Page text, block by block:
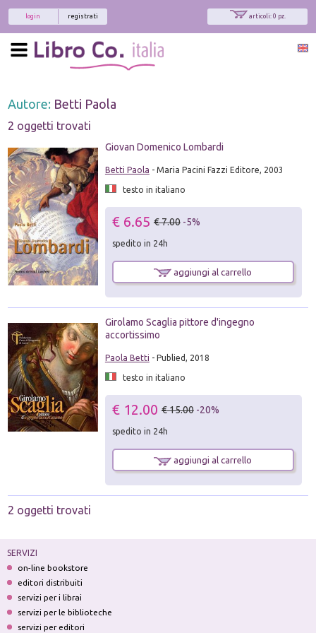
articoli: 0 pz.
registrati
login
Autore: Betti Paola
2 oggetti trovati
Giovan Domenico Lombardi
Betti Paola - Maria Pacini Fazzi Editore, 2003
testo in italiano
€ 6.65 € 7.00 -5%
spedito in 24h
aggiungi al carrello
Girolamo Scaglia pittore d'ingegno
accortissimo
Paola Betti - Publied, 2018
testo in italiano
€ 12.00 € 15.00 -20%
spedito in 24h
aggiungi al carrello
2 oggetti trovati
SERVIZI
on-line bookstore
editori distribuiti
servizi per i librai
servizi per le biblioteche
servizi per editori